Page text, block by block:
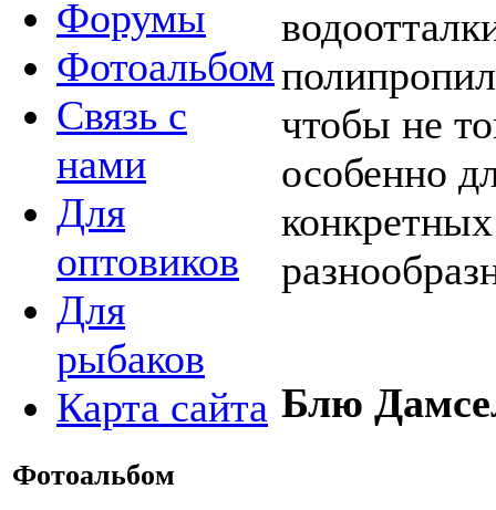
Форумы
Фотоальбом
Связь с
нами
Для
оптовиков
Для
рыбаков
Карта сайта
Фотоальбом
чтобы не
особенно
Блю